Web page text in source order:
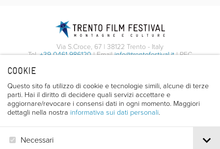
COOKIE
Questo sito fa utilizzo di cookie e tecnologie simili, alcune di terze
parti. Hai il diritto di decidere quali servizi accettare e
aggiornare/revocare i consensi dati in ogni momento. Maggiori
dettagli nella nostra informativa sui dati personali.
Necessari
Via S.Croce, 67 | 38122 Trento - Italy
Tel.+39 0461 986120| Emailinfo@trentofestival.it| PEC